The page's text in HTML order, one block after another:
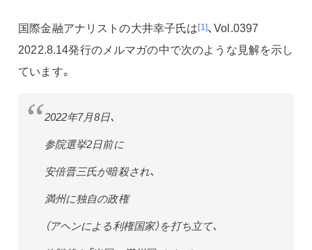
国際金融アナリストの大井幸子氏は[1]、Vol.0397
2022.8.14発行のメルマガの中で次のような見解を示し
ています。
2022年7月8日、
参院選挙2日前に
安倍晋三氏が暗殺され、
満州に独自の政権
（アヘンによる利権国家）を打ち立て、